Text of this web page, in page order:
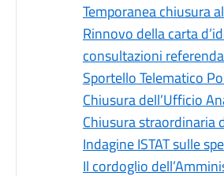
Temporanea chiusura
Rinnovo della carta
consultazioni
Sportello Telematico
Chiusura dell’Ufficio
Chiusura straordinaria
Indagine ISTAT sulle
Il cordoglio